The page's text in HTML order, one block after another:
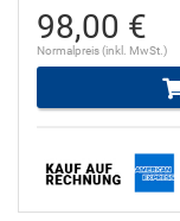
98,00 €
Normalpreis (inkl. MwSt.)